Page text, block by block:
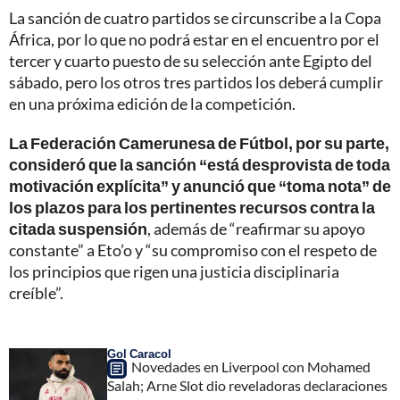
La sanción de cuatro partidos se circunscribe a la Copa
África, por lo que no podrá estar en el encuentro por el
tercer y cuarto puesto de su selección ante Egipto del
sábado, pero los otros tres partidos los deberá cumplir
en una próxima edición de la competición.
La Federación Camerunesa de Fútbol, por su parte,
consideró que la sanción “está desprovista de toda
motivación explícita” y anunció que “toma nota” de
los plazos para los pertinentes recursos contra la
citada suspensión, además de “reafirmar su apoyo
constante” a Eto’o y “su compromiso con el respeto de
los principios que rigen una justicia disciplinaria
creíble”.
Gol Caracol
Novedades en Liverpool con Mohamed
Salah; Arne Slot dio reveladoras declaraciones